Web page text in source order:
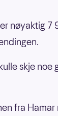
nøyaktig
skje noe
fra Hamar